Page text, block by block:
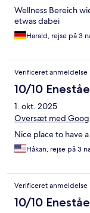
Wellness Bereich
etwas dabei
Harald, rejse på 3
Verificeret anmeldelse
10/10
1. okt. 2025
Oversæt med
Nice place to have
Håkan, rejse på 3
Verificeret anmeldelse
10/10